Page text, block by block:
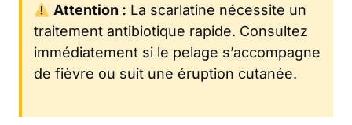
Attention : La scarlatine nécessite un
traitement antibiotique rapide. Consultez
immédiatement si le pelage s’accompagne
de fièvre ou suit une éruption cutanée.